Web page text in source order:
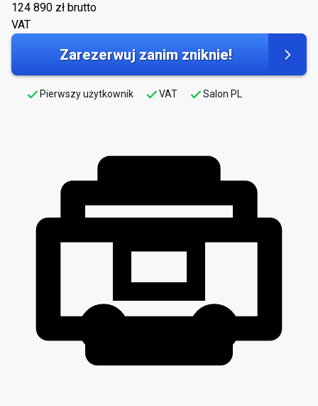
124 890 zł brutto
VAT
Zarezerwuj zanim zniknie!
Pierwszy użytkownik VAT Salon PL